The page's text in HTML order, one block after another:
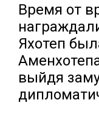
Время от
Яхотеп
выйдя